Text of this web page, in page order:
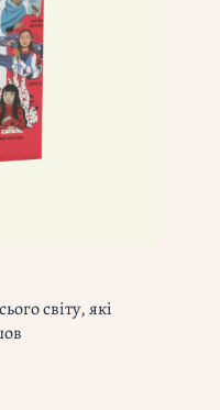
світу, які